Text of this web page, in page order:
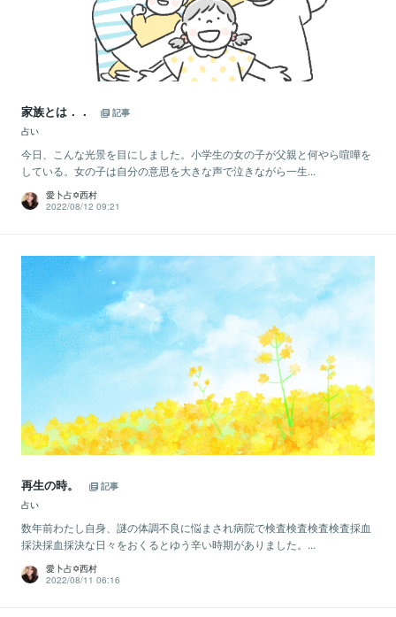
家族とは．．
記事
占い
今日、こんな光景を目にしました。小学生の女の子が父親と何やら喧嘩を
している。女の子は自分の意思を大きな声で泣きながら一生...
愛卜占✡西村
2022/08/12 09:21
再生の時。
記事
占い
数年前わたし自身、謎の体調不良に悩まされ病院で検査検査検査検査採血
採決採血採決な日々をおくるとゆう辛い時期がありました。...
愛卜占✡西村
2022/08/11 06:16